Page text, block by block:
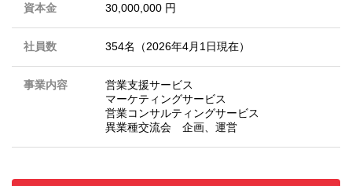
資本金 30,000,000 円
社員数 354名（2026年4月1日現在）
事業内容
営業支援サービス
マーケティングサービス
営業コンサルティングサービス
異業種交流会 企画、運営